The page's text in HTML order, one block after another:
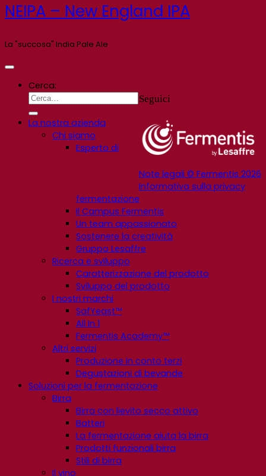
NEIPA – New England IPA
La "succosa" India Pale Ale
Seguici
Note legali © Fermentis 2026
Informativa sulla privacy
Cerca:
La nostra azienda
Chi siamo
Esperto di
fermentazione
Il Campus Fermentis
Un team appassionato
Sostenere la creatività
Gruppo Lesaffre
Ricerca e sviluppo
Caratterizzazione del prodotto
Sviluppo del prodotto
I nostri marchi
SafYeast™
All In 1
Fermentis Academy™
Altri servizi
Produzione in conto terzi
Degustazioni di bevande
Soluzioni per la fermentazione
Birra
Birra con lievito secco attivo
Batteri
La fermentazione aiuta la birra
Prodotti funzionali birra
Stili di birra
Il vino